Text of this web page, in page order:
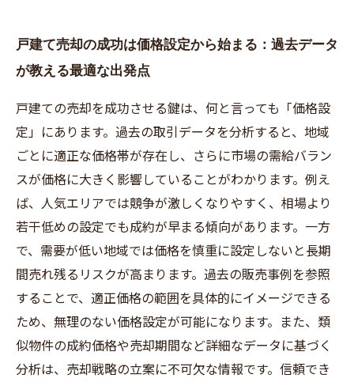
ら学ぶ現実的な価格設定の極意
最適価格で戸建て売却を成功させるまでの全ス
トーリー：データに裏打ちされた戦略と実践
戸建て売却で絶対に知っておきたい価格設定の
基本ポイント
不動産市場の未来を予測する：過去の取引デー
タから読み解く価格変動の傾向
戸建て売却の成功は価格設定から始まる：過去データ
が教える最適な出発点
戸建ての売却を成功させる鍵は、何と言っても「価格設
定」にあります。過去の取引データを分析すると、地域
ごとに適正な価格帯が存在し、さらに市場の需給バラン
スが価格に大きく影響していることがわかります。例え
ば、人気エリアでは競争が激しくなりやすく、相場より
若干低めの設定でも成約が早まる傾向があります。一方
で、需要が低い地域では価格を慎重に設定しないと長期
間売れ残るリスクが高まります。過去の販売事例を参照
することで、適正価格の範囲を具体的にイメージできる
ため、無理のない価格設定が可能になります。また、類
似物件の成約価格や売却期間など詳細なデータに基づく
分析は、売却戦略の立案に不可欠な情報です。信頼でき